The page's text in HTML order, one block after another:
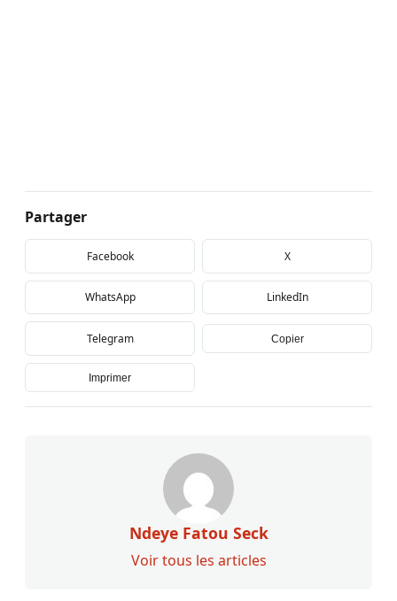
Partager
Facebook X
WhatsApp LinkedIn
Telegram Copier
Imprimer
Ndeye Fatou Seck
Voir tous les articles